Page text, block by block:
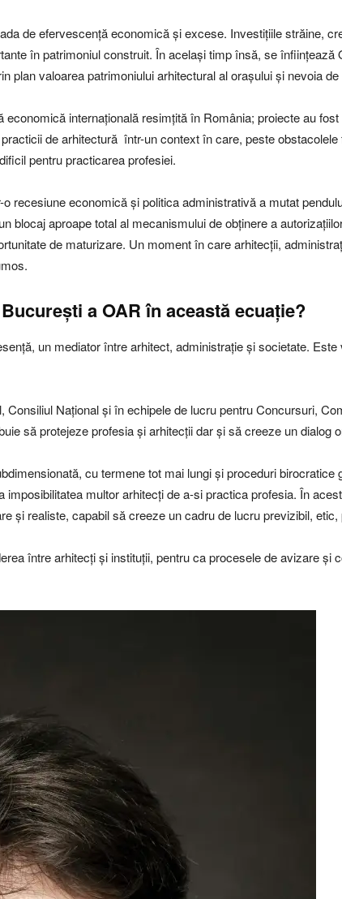
de efervescență economică și excese. Investițiile străine,
în patrimoniul construit. În același timp însă, se
plan valoarea patrimoniului arhitectural al orașului și nevoia de
internațională resimțită în România; proiecte au
de arhitectură într-un context în care, peste
pentru practicarea profesiei.
recesiune economică și politica administrativă a mutat
blocaj aproape total al mecanismului de obținere a
de maturizare. Un moment în care arhitecții,
a OAR în această ecuație?
un mediator între arhitect, administrație și societate.
Național și în echipele de lucru pentru Concursuri,
să protejeze profesia şi arhitecţii dar și să creeze un dialog
cu termene tot mai lungi și proceduri
multor arhitecți de a-si practica profesia. În
și realiste, capabil să creeze un cadru de lucru previzibil,
între arhitecți și instituții, pentru ca procesele de avizare și